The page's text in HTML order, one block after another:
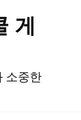
게
소중한